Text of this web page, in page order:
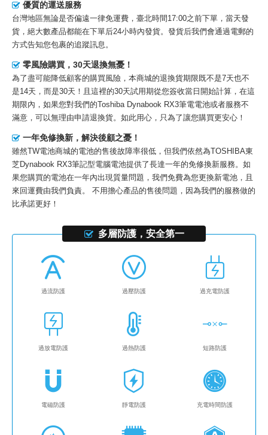
優質的運送服務
台灣地區無論是否偏遠一律免運費，臺北時間17:00之前下單，當天發
貨，絕大數產品都能在下單后24小時內發貨。發貨后我們會通過電郵的
方式告知您包裹的追蹤訊息。
零風險購買，30天退換無憂！
為了盡可能降低顧客的購買風險，本商城的退換貨期限既不是7天也不
是14天，而是30天！且這裡的30天試用期從您簽收當日開始計算，在這
期限內，如果您對我們的Toshiba Dynabook RX3筆電電池或者服務不
滿意，可以無理由申請退換貨。如此用心，只為了讓您購買更安心！
一年免修換新，解決後顧之憂！
雖然TW電池商城的電池的售後故障率很低，但我們依然為TOSHIBA東
芝Dynabook RX3筆記型電腦電池提供了長達一年的免修換新服務。如
果您購買的電池在一年內出現質量問題，我們免費為您更換新電池，且
來回運費由我們負責。 不用擔心產品的售後問題，因為我們的服務做的
比承諾更好！
多層防護，安全第一
過流防護 過壓防護 過充電防護
過放電防護 過熱防護 短路防護
電磁防護 靜電防護 充電時間防護